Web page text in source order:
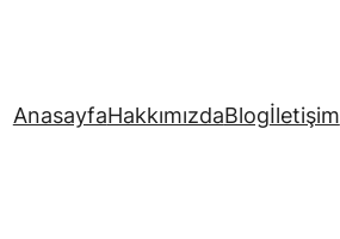
AnasayfaHakkımızdaBlogİletişim